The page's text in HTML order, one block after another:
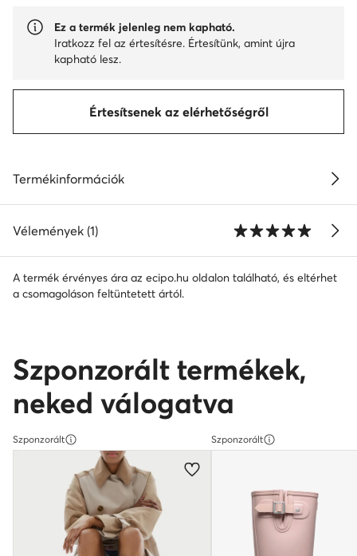
Ez a termék jelenleg nem kapható.
Iratkozz fel az értesítésre. Értesítünk, amint újra
kapható lesz.
Értesítsenek az elérhetőségről
Termékinformációk
Vélemények (1)
A termék érvényes ára az ecipo.hu oldalon található, és eltérhet
a csomagoláson feltüntetett ártól.
Szponzorált termékek,
neked válogatva
Szponzorált Szponzorált